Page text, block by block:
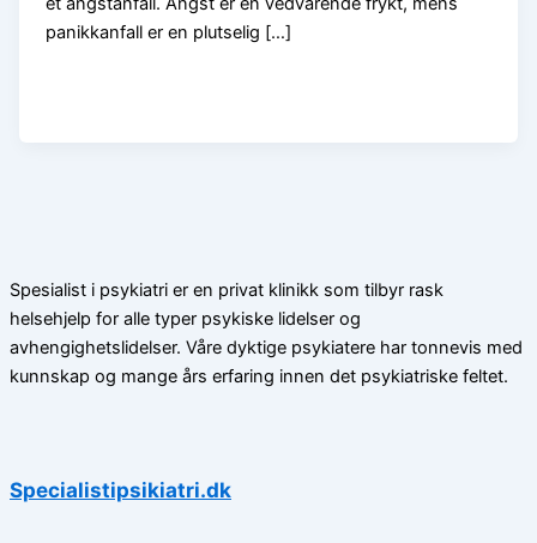
panikkanfall er en plutselig […]
Spesialist i psykiatri er en privat klinikk som tilbyr rask
helsehjelp for alle typer psykiske lidelser og
avhengighetslidelser. Våre dyktige psykiatere har tonnevis med
kunnskap og mange års erfaring innen det psykiatriske feltet.
Specialistipsikiatri.dk